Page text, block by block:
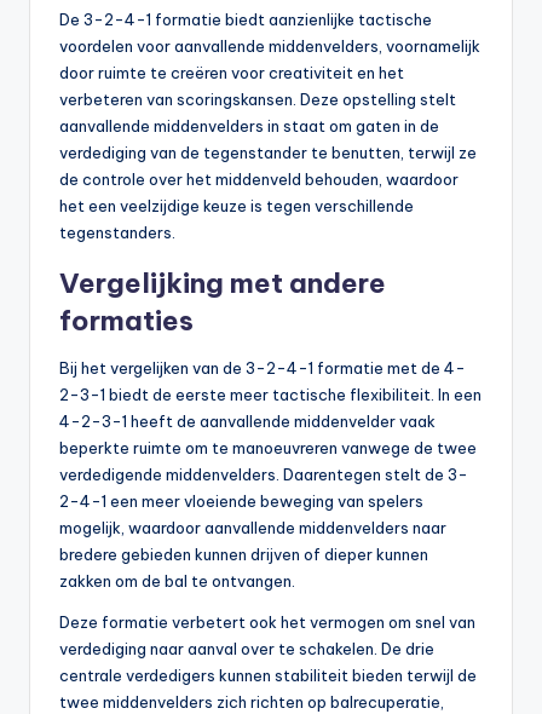
De 3-2-4-1 formatie biedt aanzienlijke tactische
voordelen voor aanvallende middenvelders, voornamelijk
door ruimte te creëren voor creativiteit en het
verbeteren van scoringskansen. Deze opstelling stelt
aanvallende middenvelders in staat om gaten in de
verdediging van de tegenstander te benutten, terwijl ze
de controle over het middenveld behouden, waardoor
het een veelzijdige keuze is tegen verschillende
tegenstanders.
Vergelijking met andere
formaties
Bij het vergelijken van de 3-2-4-1 formatie met de 4-
2-3-1 biedt de eerste meer tactische flexibiliteit. In een
4-2-3-1 heeft de aanvallende middenvelder vaak
beperkte ruimte om te manoeuvreren vanwege de twee
verdedigende middenvelders. Daarentegen stelt de 3-
2-4-1 een meer vloeiende beweging van spelers
mogelijk, waardoor aanvallende middenvelders naar
bredere gebieden kunnen drijven of dieper kunnen
zakken om de bal te ontvangen.
Deze formatie verbetert ook het vermogen om snel van
verdediging naar aanval over te schakelen. De drie
centrale verdedigers kunnen stabiliteit bieden terwijl de
twee middenvelders zich richten op balrecuperatie,